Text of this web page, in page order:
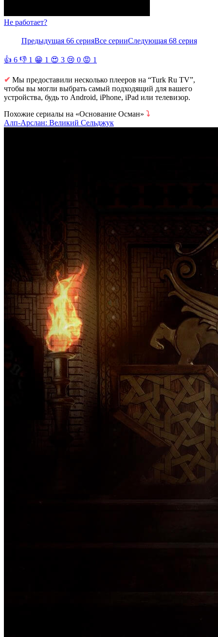
Не работает?
Предыдущая 66 серияВсе серииСледующая 68 серия
👍 6 👎 1 😁 1 😍 3 😢 0 😡 1
✔ Мы предоставили несколько плееров на “Turk Ru TV”,
чтобы вы могли выбрать самый подходящий для вашего
устройства, будь то Android, iPhone, iPad или телевизор.
Похожие сериалы на «Основание Осман» ⤵
Алп-Арслан: Великий Сельджук